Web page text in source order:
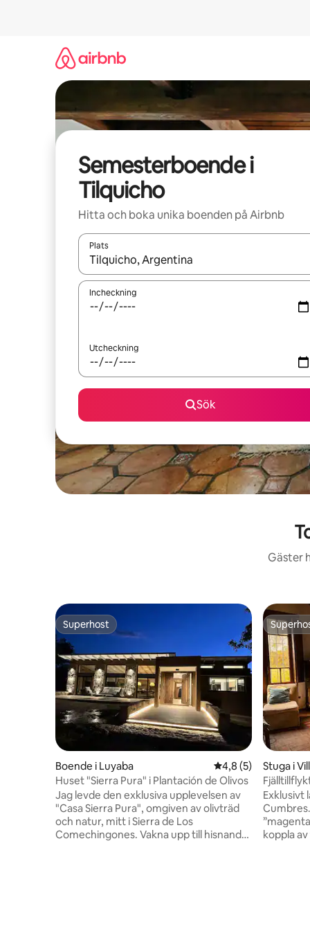
Semesterboende i
Tilquicho
Hitta och boka unika boenden på Airbnb
Plats
När resultaten är tillgängliga kan du navigera
Incheckning
Utcheckning
Sök
Gäster
Superhost
Superhost
Boende i Luyaba 4,8 av 5 i
4,8 (5)
Huset "Sierra Pura" i Plantación de Olivos
Jag levde den exklusiva upplevelsen av
"Casa Sierra Pura", omgiven av olivträd
och natur, mitt i Sierra de Los
Comechingones. Vakna upp till hisnande
Stuga i
hästar
Exklusivt
koppla av